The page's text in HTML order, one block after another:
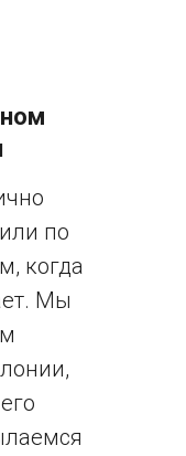
по
когда
Мы